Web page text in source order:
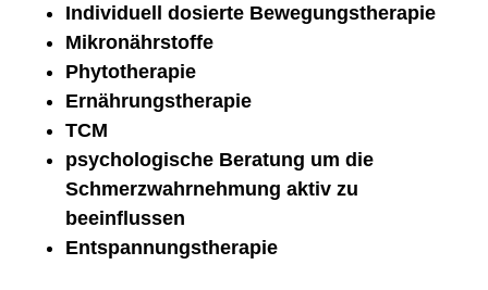
Individuell dosierte Bewegungstherapie
Mikronährstoffe
Phytotherapie
Ernährungstherapie
TCM
psychologische Beratung um die
Schmerzwahrnehmung aktiv zu
beeinflussen
Entspannungstherapie